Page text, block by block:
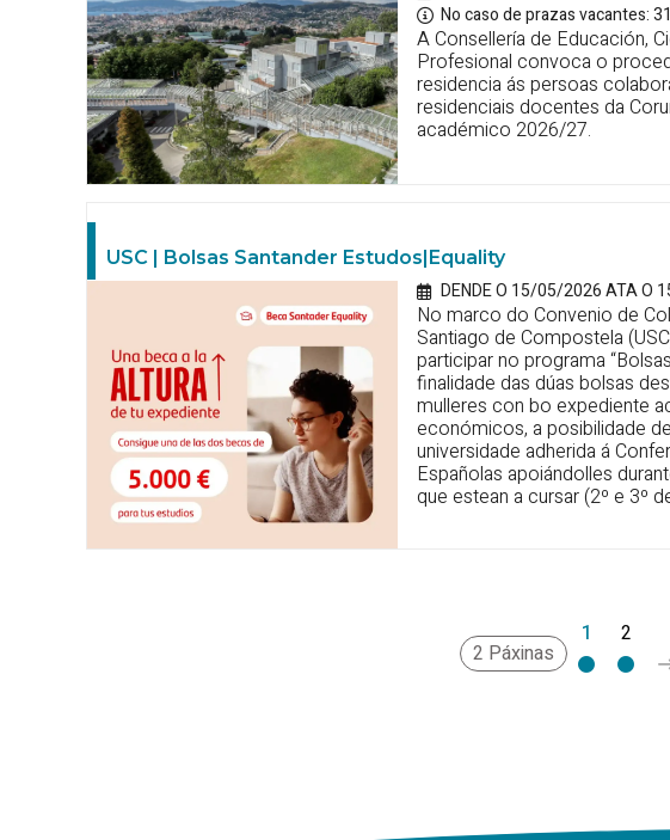
No caso de prazas vacantes:
A Consellería de Educación,
Profesional convoca o
residencia ás persoas
residenciais docentes da
académico 2026/27.
USC | Bolsas Santander Estudos|Equality
DENDE O 15/05/2026 ATA O
No marco do Convenio de
Santiago de Compostela
participar no programa
finalidade das dúas bolsas
mulleres con bo expediente
económicos, a posibilidade
universidade adherida á
Españolas apoiándolles
que estean a cursar (2º e 3º
2 Páxinas
1 2